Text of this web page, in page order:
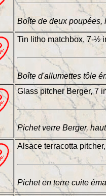
Boîte de deux poupées,
Tin litho matchbox, 7-½
Boîte d'allumettes tôle
Glass pitcher Berger, 7
Pichet verre Berger,
Alsace terracotta
Pichet en terre cuite